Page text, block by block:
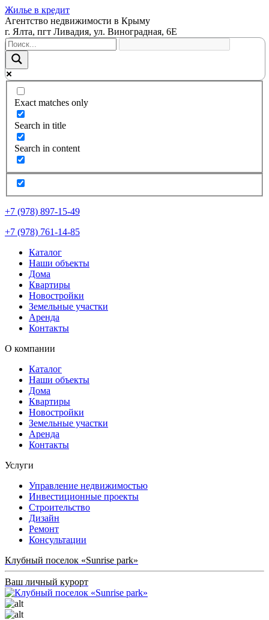
Жилье в кредит
Агентство недвижимости в Крыму
г. Ялта, пгт Ливадия, ул. Виноградная, 6Е
Exact matches only
Search in title
Search in content
+7 (978) 897-15-49
+7 (978) 761-14-85
Каталог
Наши объекты
Дома
Квартиры
Новостройки
Земельные участки
Аренда
Контакты
О компании
Каталог
Наши объекты
Дома
Квартиры
Новостройки
Земельные участки
Аренда
Контакты
Услуги
Управление недвижимостью
Инвестиционные проекты
Строительство
Дизайн
Ремонт
Консультации
Клубный поселок «Sunrise park»
Ваш личный курорт